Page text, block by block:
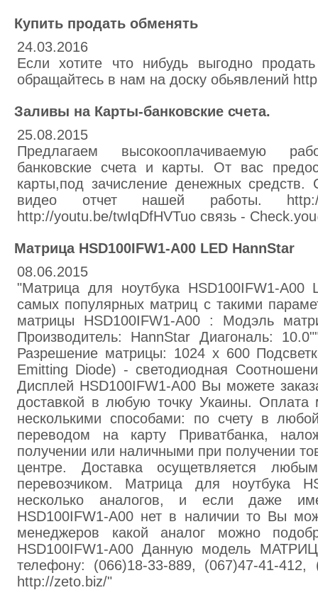
Купить продать обменять
24.03.2016
Если хотите что нибудь выгодно
обращайтесь в нам на доску обьявлений
Заливы на Карты-банковские счета.
25.08.2015
Предлагаем высокооплачиваемую
банковские счета и карты. От вас
карты,под зачисление денежных средств.
видео отчет нашей работы. http://
http://youtu.be/twIqDfHVTuo связь -
Матрица HSD100IFW1-A00 LED HannStar
08.06.2015
"Матрица для ноутбука HSD100IFW1-A00
самых популярных матриц с такими
матрицы HSD100IFW1-A00 : Модэль
Производитель: HannStar Диагональ:
Разрешение матрицы: 1024 x 600
Emitting Diode) - светодиодная
Дисплей HSD100IFW1-A00 Вы можете
доставкой в любую точку Укаины. Оплата
несколькими способами: по счету в
переводом на карту Приватбанка,
получении или наличными при получении
центре. Доставка осущетвляется
перевозчиком. Матрица для ноутбука
несколько аналогов, и если даже
HSD100IFW1-A00 нет в наличии то Вы
менеджеров какой аналог можно
HSD100IFW1-A00 Данную модель
телефону: (066)18-33-889, (067)47-41-
http://zeto.biz/"